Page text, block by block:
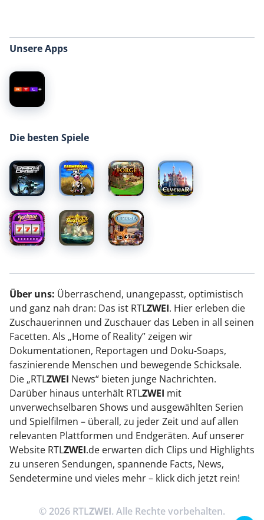
Unsere Apps
Die besten Spiele
Über uns: Überraschend, unangepasst, optimistisch
und ganz nah dran: Das ist RTLZWEI. Hier erleben die
Zuschauerinnen und Zuschauer das Leben in all seinen
Facetten. Als „Home of Reality” zeigen wir
Dokumentationen, Reportagen und Doku-Soaps,
faszinierende Menschen und bewegende Schicksale.
Die „RTLZWEI News“ bieten junge Nachrichten.
Darüber hinaus unterhält RTLZWEI mit
unverwechselbaren Shows und ausgewählten Serien
und Spielfilmen – überall, zu jeder Zeit und auf allen
relevanten Plattformen und Endgeräten. Auf unserer
Website RTLZWEI.de erwarten dich Clips und Highlights
zu unseren Sendungen, spannende Facts, News,
Sendetermine und vieles mehr – klick dich jetzt rein!
© 2026 RTLZWEI. Alle Rechte vorbehalten.